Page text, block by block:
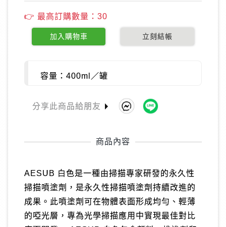
👉 最高訂購數量：30
加入購物車 立刻結帳
容量：400ml／罐
分享此商品給朋友
商品內容
AESUB 白色是一種由掃描專家研發的永久性
掃描噴塗劑，是永久性掃描噴塗劑持續改進的
成果。此噴塗劑可在物體表面形成均勻、輕薄
的啞光層，專為光學掃描應用中實現最佳對比